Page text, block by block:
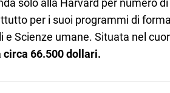
solo alla Harvard per numero
per i suoi programmi di
e Scienze umane. Situata nel
circa 66.500 dollari.